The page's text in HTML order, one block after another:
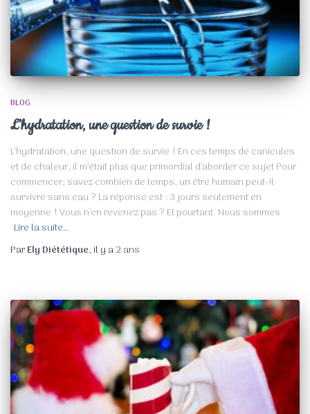
BLOG
L’hydratation, une question de survie !
L’hydratation, une question de survie ! En ces temps de canicules
et de chaleur, il m’était plus que primordial d’aborder ce sujet Pour
commencer, savez combien de temps, un être humain peut-il
survivre sans eau ? La réponse est : 3 jours seulement en
moyenne ! Vous n’en revenez pas ? Et pourtant. Nous sommes
Lire la suite…
ParEly Diététique, il y a2 ans